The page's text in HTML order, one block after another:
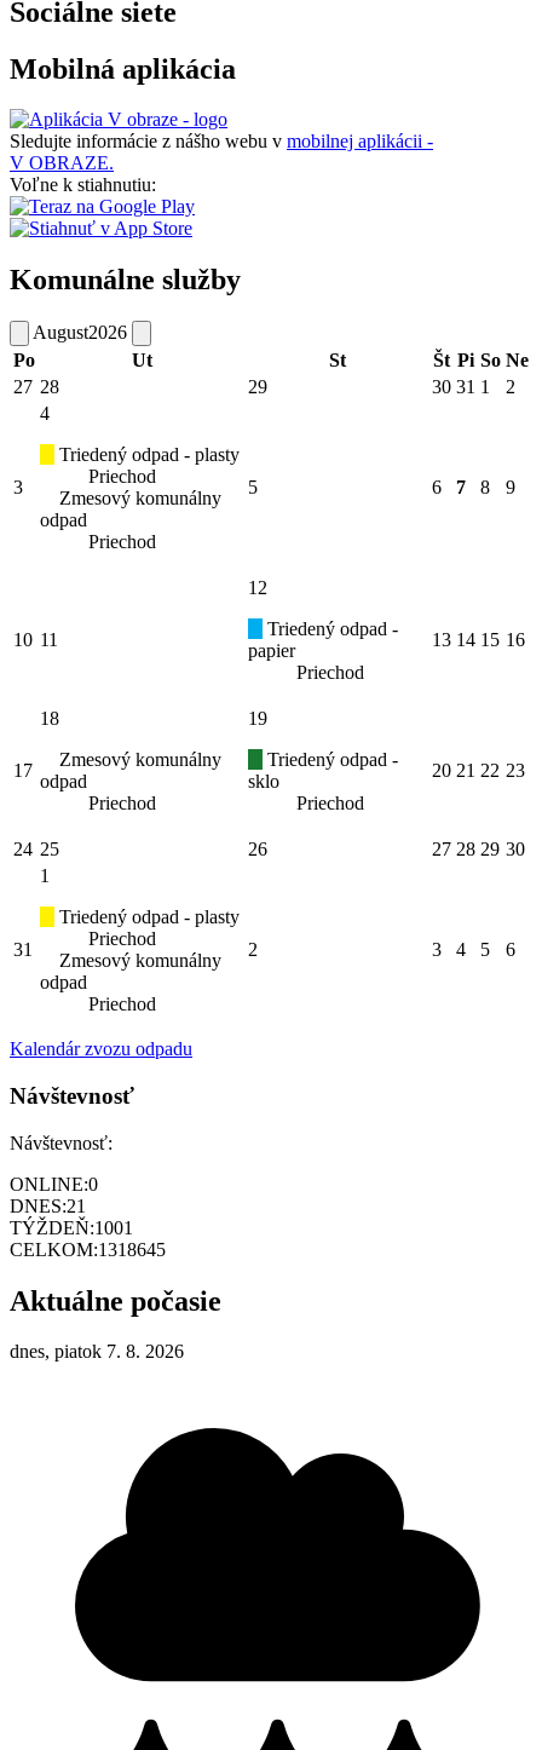
Sociálne siete
Mobilná aplikácia
Sledujte informácie z nášho webu v mobilnej aplikácii -
V OBRAZE.
Voľne k stiahnutiu:
Komunálne služby
August2026
Po
Ut St Št Pi So Ne
27 28 29 30 31 1 2
3
4
Triedený odpad - plasty
Priechod
Zmesový komunálny
odpad
Priechod
5 6 7 8 9
10 11
12
Triedený odpad -
papier
Priechod
13 14 15 16
17
18
Zmesový komunálny
odpad
Priechod
19
Triedený odpad -
sklo
Priechod
20 21 22 23
24 25 26 27 28 29 30
31
1
Triedený odpad - plasty
Priechod
Zmesový komunálny
odpad
Priechod
2 3 4 5 6
Kalendár zvozu odpadu
Návštevnosť
Návštevnosť:
ONLINE:0
DNES:21
TÝŽDEŇ:1001
CELKOM:1318645
Aktuálne počasie
dnes, piatok 7. 8. 2026